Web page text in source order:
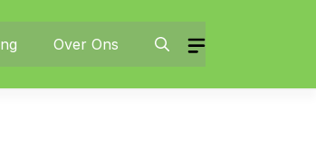
Over Ons